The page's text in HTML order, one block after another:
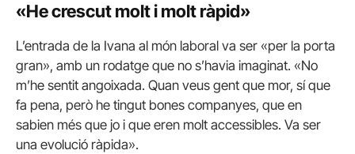
«He crescut molt i molt ràpid»
L’entrada de la Ivana al món laboral va ser «per la porta
gran», amb un rodatge que no s’havia imaginat. «No
m’he sentit angoixada. Quan veus gent que mor, sí que
fa pena, però he tingut bones companyes, que en
sabien més que jo i que eren molt accessibles. Va ser
una evolució ràpida».